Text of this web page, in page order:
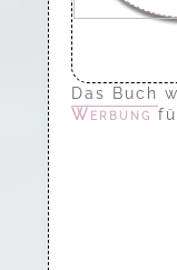
Das Buch
Werbung